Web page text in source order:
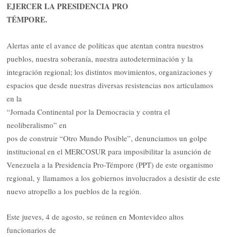
EJERCER LA PRESIDENCIA PRO
TÉMPORE.
Alertas ante el avance de políticas que atentan contra nuestros
pueblos, nuestra soberanía, nuestra autodeterminación y la
integración regional; los distintos movimientos, organizaciones y
espacios que desde nuestras diversas resistencias nos articulamos
en la
“Jornada Continental por la Democracia y contra el
neoliberalismo” en
pos de construir “Otro Mundo Posible”, denunciamos un golpe
institucional en el MERCOSUR para imposibilitar la asunción de
Venezuela a la Presidencia Pro-Témpore (PPT) de este organismo
regional, y llamamos a los gobiernos involucrados a desistir de este
nuevo atropello a los pueblos de la región.
Este jueves, 4 de agosto, se reúnen en Montevideo altos
funcionarios de